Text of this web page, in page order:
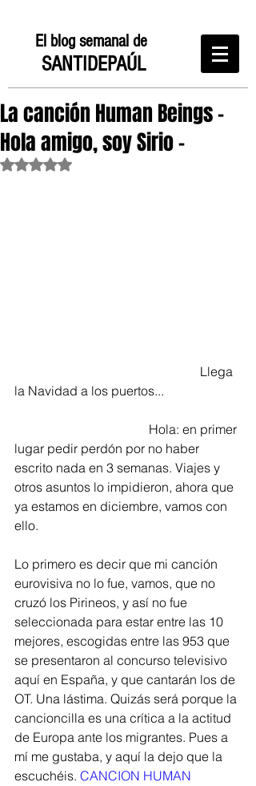
El blog semanal de
SANTIDEPAÚL
La canción Human Beings -
Hola amigo, soy Sirio -
Obtuvo NaN de 5 estrellas.
la Navidad a los puertos...
lugar pedir perdón por no haber
escrito nada en 3 semanas. Viajes y
otros asuntos lo impidieron, ahora que
ya estamos en diciembre, vamos con
ello.
Lo primero es decir que mi canción
eurovisiva no lo fue, vamos, que no
cruzó los Pirineos, y así no fue
seleccionada para estar entre las 10
mejores, escogidas entre las 953 que
se presentaron al concurso televisivo
aquí en España, y que cantarán los de
OT. Una lástima. Quizás será porque la
cancioncilla es una crítica a la actitud
de Europa ante los migrantes. Pues a
mí me gustaba, y aquí la dejo que la
escuchéis. CANCION HUMAN